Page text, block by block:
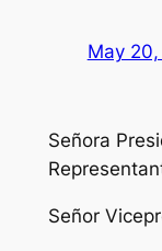
May
Señora
Señor